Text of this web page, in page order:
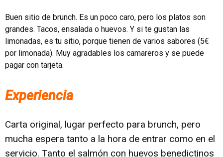
Buen sitio de brunch. Es un poco caro, pero los platos son
grandes. Tacos, ensalada o huevos. Y si te gustan las
limonadas, es tu sitio, porque tienen de varios sabores (5€
por limonada). Muy agradables los camareros y se puede
pagar con tarjeta.
Experiencia
Carta original, lugar perfecto para brunch, pero
mucha espera tanto a la hora de entrar como en el
servicio. Tanto el salmón con huevos benedictinos